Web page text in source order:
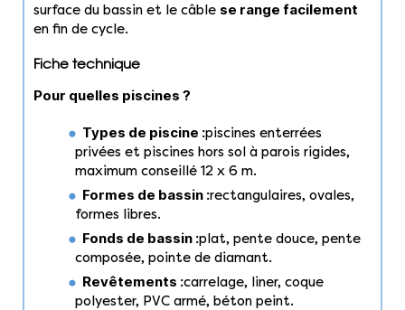
surface du bassin et le câble se range facilement
en fin de cycle.
Fiche technique
Pour quelles piscines ?
Types de piscine :piscines enterrées
privées et piscines hors sol à parois rigides,
maximum conseillé 12 x 6 m.
Formes de bassin :rectangulaires, ovales,
formes libres.
Fonds de bassin :plat, pente douce, pente
composée, pointe de diamant.
Revêtements :carrelage, liner, coque
polyester, PVC armé, béton peint.